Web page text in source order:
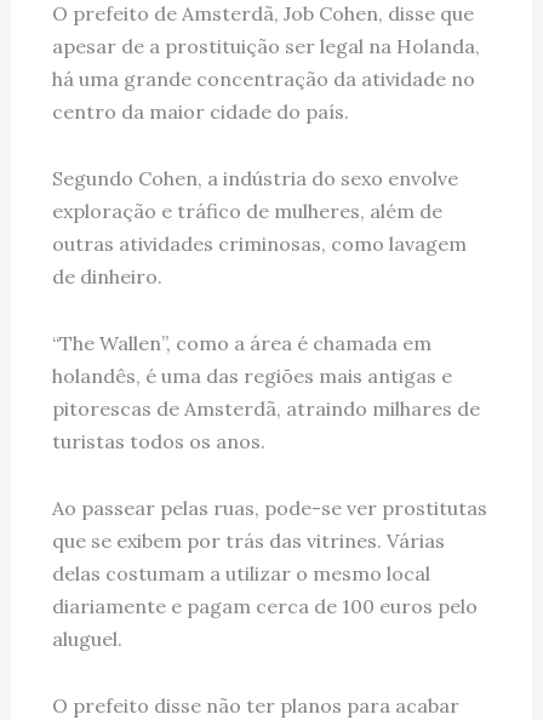
O prefeito de Amsterdã, Job Cohen, disse que
apesar de a prostituição ser legal na Holanda,
há uma grande concentração da atividade no
centro da maior cidade do país.
Segundo Cohen, a indústria do sexo envolve
exploração e tráfico de mulheres, além de
outras atividades criminosas, como lavagem
de dinheiro.
“The Wallen”, como a área é chamada em
holandês, é uma das regiões mais antigas e
pitorescas de Amsterdã, atraindo milhares de
turistas todos os anos.
Ao passear pelas ruas, pode-se ver prostitutas
que se exibem por trás das vitrines. Várias
delas costumam a utilizar o mesmo local
diariamente e pagam cerca de 100 euros pelo
aluguel.
O prefeito disse não ter planos para acabar